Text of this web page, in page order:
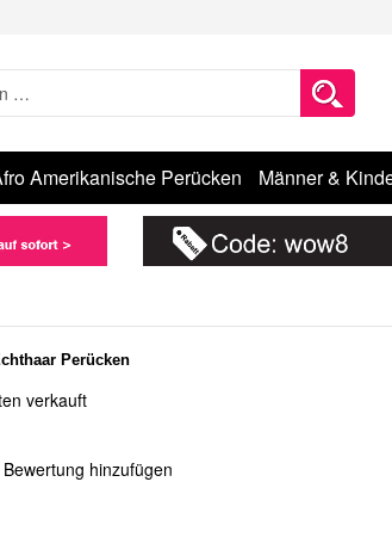
Amerikanische Perücken Männer &
Perücken
verkauft
Bewertung hinzufügen